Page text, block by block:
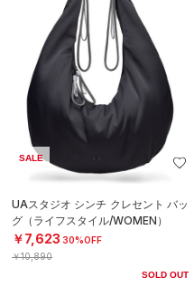
SALE
UAスタジオ シンチ クレセント バッ
グ（ライフスタイル/WOMEN）
￥7,623 30%OFF
￥10,890
SOLD OUT